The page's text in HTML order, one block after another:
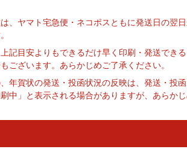
、ヤマト宅急便・ネコポスともに発送日の翌
記目安よりもできるだけ早く印刷・発送でき
ございます。あらかじめご了承ください。
年賀状の発送・投函状況の反映は、発送・投
中」と表示される場合がありますが、あらかじ